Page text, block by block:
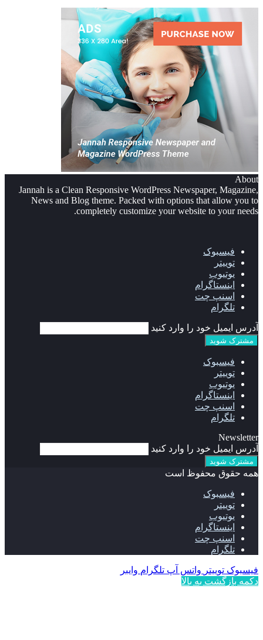
About
Jannah is a Clean Responsive WordPress Newspaper, Magazine,
News and Blog theme. Packed with options that allow you to
completely customize your website to your needs.
فیسبوک
توییتر
یوتیوب
اینستاگرام
اسنپ چت
تلگرام
آدرس ایمیل خود را وارد کنید
فیسبوک
توییتر
یوتیوب
اینستاگرام
اسنپ چت
تلگرام
Newsletter
آدرس ایمیل خود را وارد کنید
همه حقوق محفوظ است
فیسبوک
توییتر
یوتیوب
اینستاگرام
اسنپ چت
تلگرام
فیسبوک توییتر واتس آپ تلگرام وایبر
دکمه بازگشت به بالا